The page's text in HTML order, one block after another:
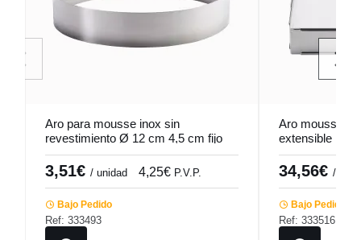
Aro para mousse inox sin
revestimiento Ø 12 cm 4,5 cm fijo
Pro.cooker
3,51€ / unidad 4,25€ P.V.P.
Bajo Pedido
Ref: 333493
Aro mousse y
extensible inox
30x30x5 cm
34,56€ /
Bajo Pedido
Ref: 333516